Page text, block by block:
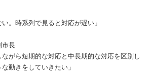
。時系列で見ると対応が遅い」
市長
ながら短期的な対応と中長期的な対応を区別し
動きをしていきたい」